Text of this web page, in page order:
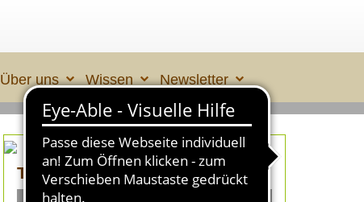
Über uns Wissen Newsletter
TIERLEID made in ÜBERALL 2
ONLINE- Fachvorträge